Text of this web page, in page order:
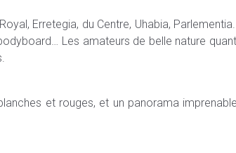
Erretegia, du Centre, Uhabia,
Les amateurs de belle nature
et rouges, et un panorama